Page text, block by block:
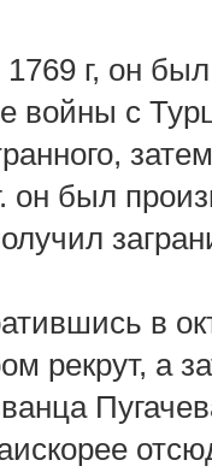
г, он
войны с
он был
в
рекрут, а